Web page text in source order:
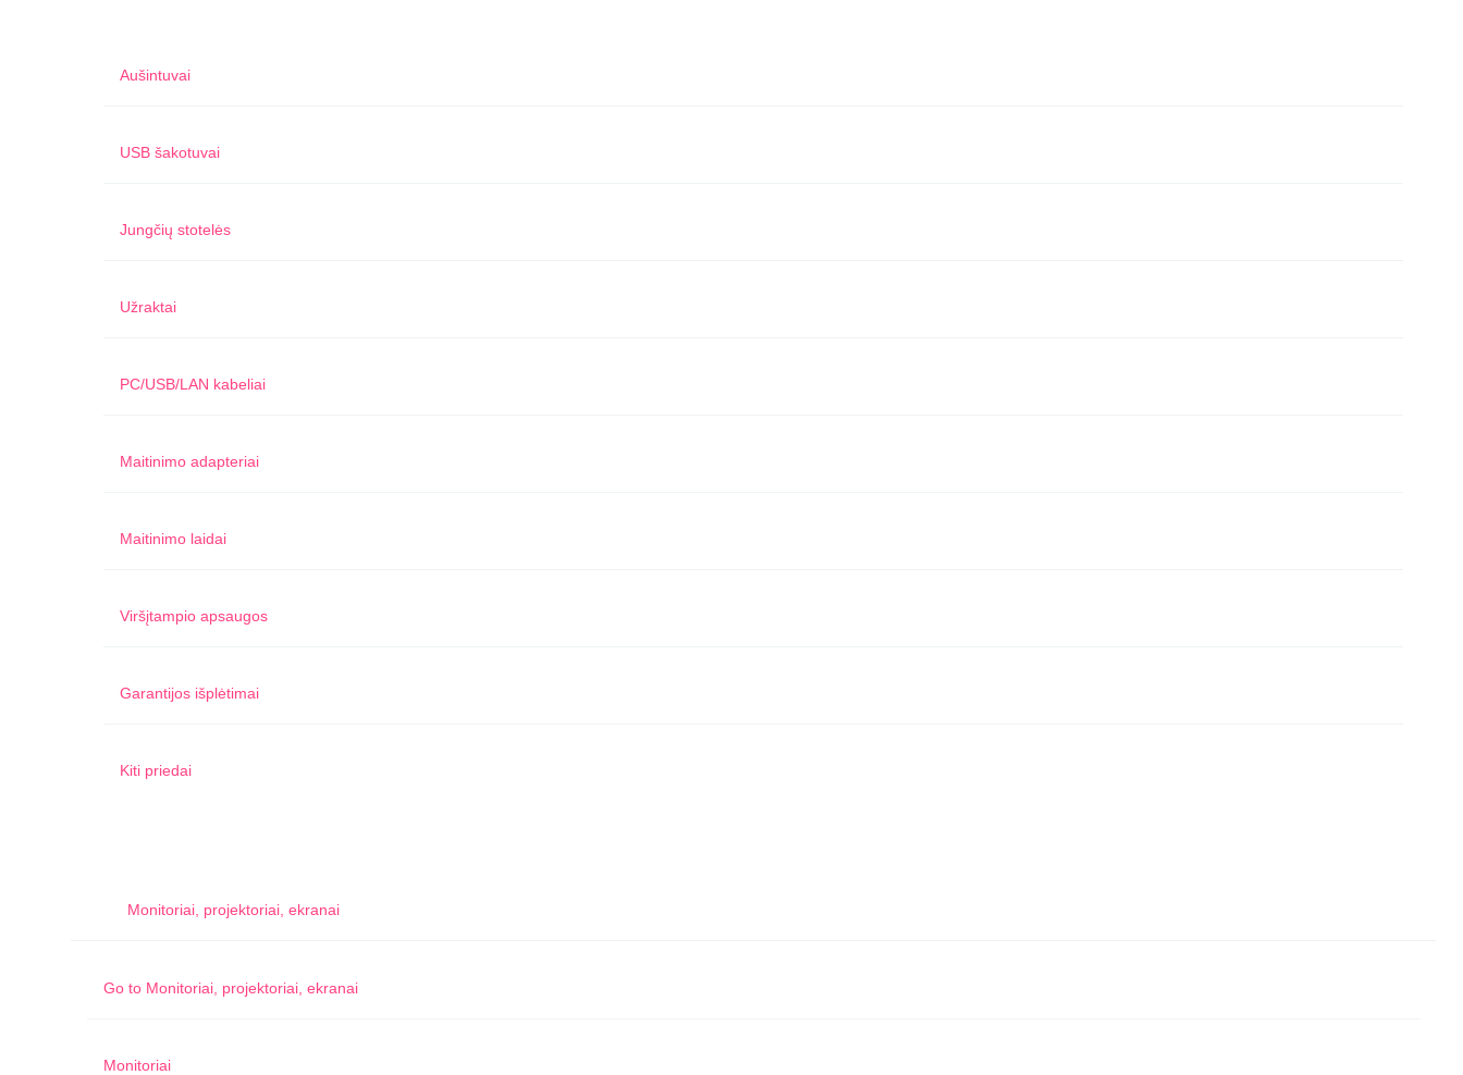
Aušintuvai
USB šakotuvai
Jungčių stotelės
Užraktai
PC/USB/LAN kabeliai
Maitinimo adapteriai
Maitinimo laidai
Viršįtampio apsaugos
Garantijos išplėtimai
Kiti priedai
Monitoriai, projektoriai, ekranai
Go to Monitoriai, projektoriai, ekranai
Monitoriai